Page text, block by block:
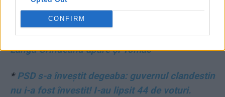
CONFIRM
Poza trădării ”liberale”: Veștea, Bode,
Gorghiu, Thuma, Stroe, fericiți printre PSD-iști.
Lângă Grindeanu apare și Tomac
*PSD s-a înveștit degeaba: guvernul clandestin
nu i-a fost învestit! I-au lipsit 44 de voturi.